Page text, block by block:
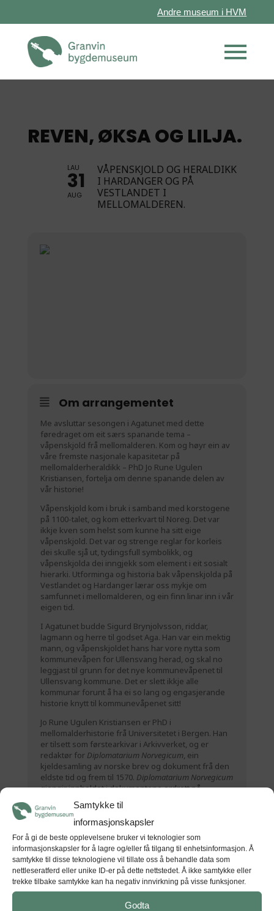
Samtykke til
informasjonskapsler
For å gi de beste opplevelsene bruker vi teknologier som
informasjonskapsler for å lagre og/eller få tilgang til enhetsinformasjon. Å
samtykke til disse teknologiene vil tillate oss å behandle data som
nettleseratferd eller unike ID-er på dette nettstedet. Å ikke samtykke eller
trekke tilbake samtykke kan ha negativ innvirkning på visse funksjoner.
Godta
Andre museum i HVM
REVEN, ØKSA OG LILJA.
LAU
31
AUG
VÅPENSKJOLD OG HERALDIKK
I HARDANGER OG PÅ
VESTLANDET I
MELLOMALDEREN.
Om arrangementet
Me avsluttar sesongen i Agatunet med dette
føredraget om eit særs spanande tema –
våpenskjold frå mellomalderen. Kom og høyr ein av
våre fremste nasjonale kapasitetar på
mellomalderheraldikk – PhD Jo Rune Ugulen
Kristiansen, fortelja om denne spanande delen av
vår historie!
Våpenskjold kom i bruk i samband med korstogene
på 1100-talet, og kom etterkvart til Noreg. Det var
ikkje kven som helst som kunne ha sitt eige
våpenskjold. Det var og strenge reglar for korleis
dei skulle sjå ut, tydingsfull symbolikk, og
våpenskjolda dei inngjekk som element i eit sosialt
hierarki. Utforminga og historia bak våpenskjolda på
Vestlandet og Hardanger lærar oss mykje om
samfunnet i mellomalderen, og ein finn linar inn i vår
eigen tid.
I Agatunet budde Sigurd Brynjolvsson, riddar,
lagmann og herre til godset Aga. Han var ein mektig
mann, og våpenskjoldet hans har vore nytta som
kommunevåpen for Ullensvang herad, og skal no
leggjast til grunn for det nye kommunevåpenet til
Ullensvang kommune. Det er slett ikkje alle
kommunar forunt å ha ei so lang og engasjerande
historie knytt til kommunevåpenet sitt!
Jo Rune Ugulen Kristiansen er PhD i
mellomalderhistorie frå Universitetet i Bergen. Han
er tilsett som førstearkivar i Arkivverket, og er
redaktør for Diplomatarium Norvegicum, ein
kjeldesamling av norske brev og dokument frå den
eldste tid og frem til 1570. Diplomatarium Norvegicum
gjengir innholdet i dokumentene ordrett på
originalspråket (latin og norrønt) og er eit heilt
sentralt verk for alle som arbeidar med norsk
mellomalderhistorie. Han har også mellom anna
skrive mellomalderdelen av regionhistoria for
Hardanger som vart gjeve ut i 2015.